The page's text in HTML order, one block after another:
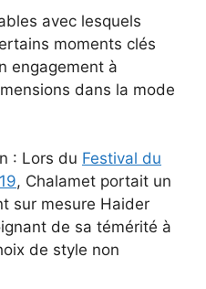
avec lesquels
moments clés
engagement à
dans la mode
: Lors du Festival du
, Chalamet portait un
sur mesure Haider
de sa témérité à
de style non